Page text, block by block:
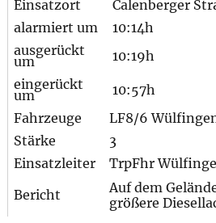
Einsatzort
Calenberger
alarmiert um
10:14h
ausgerückt
um
10:19h
eingerückt
um
10:57h
Fahrzeuge
LF8/6
Stärke
3
Einsatzleiter
TrpFhr
Bericht
Auf dem
größere